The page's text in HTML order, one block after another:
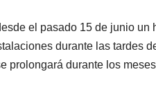
el pasado 15 de junio
durante las tardes
prolongará durante los